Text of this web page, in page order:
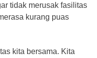
tidak merusak fasilitas
kurang puas
kita bersama. Kita